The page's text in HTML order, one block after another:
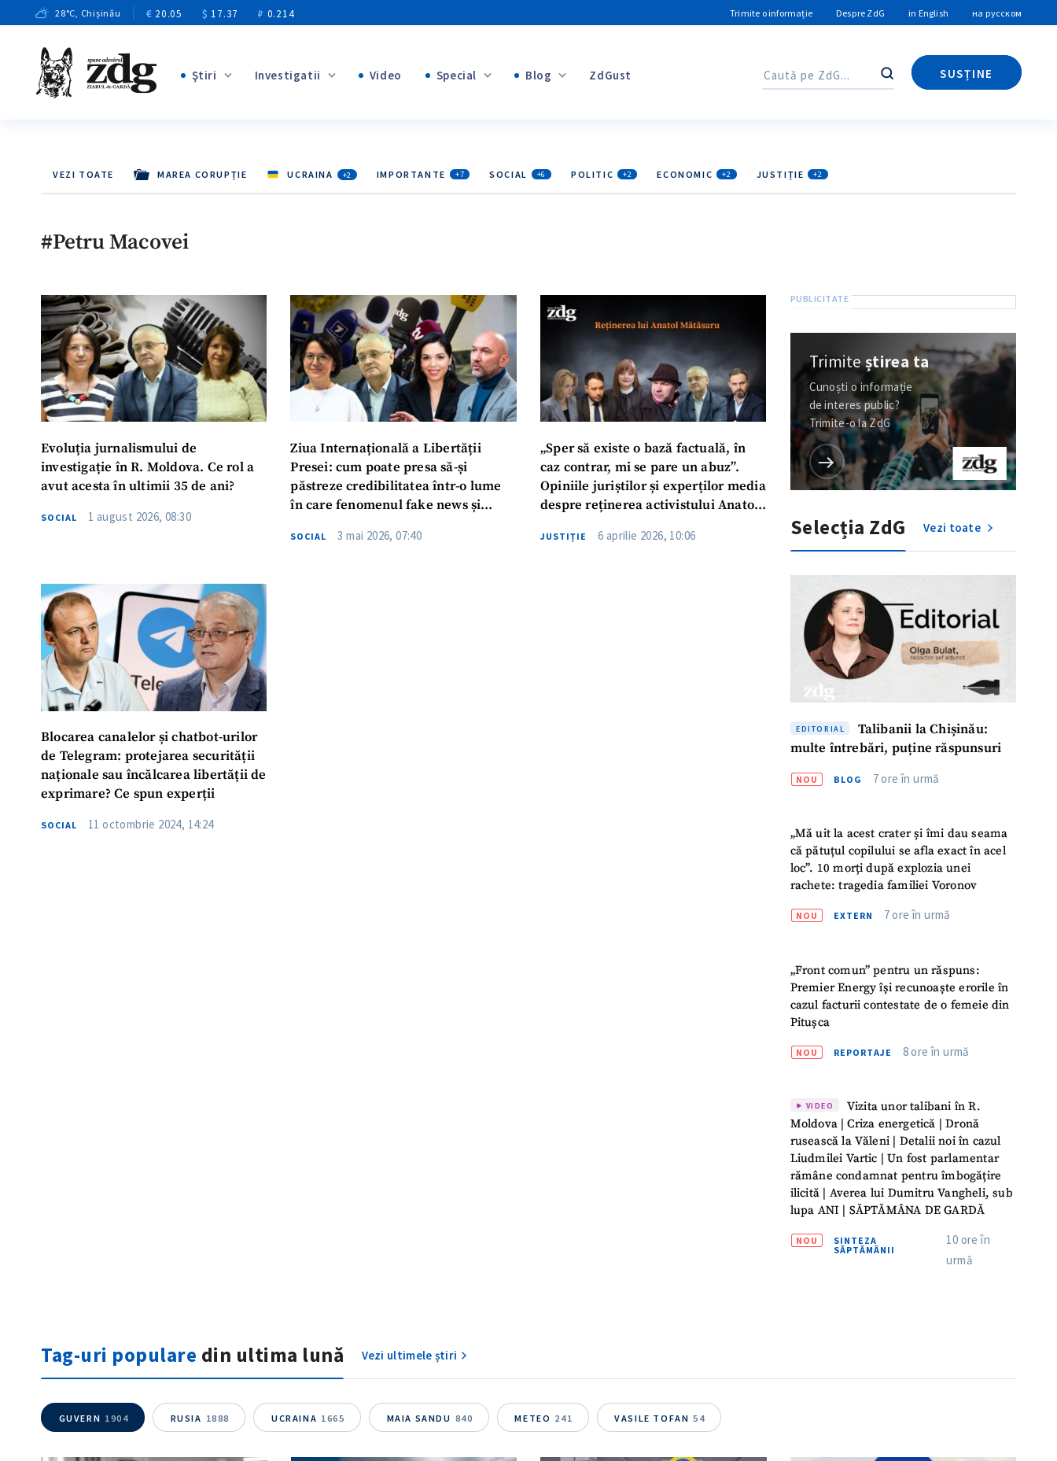
28°C, Chișinău € 20.05 $ 17.37 ₽ 0.214 Trimite o informație Despre ZdG in English на русском
Ştiri Investigatii Video Special Blog ZdGust Caută
SUSȚINE
Caută
VEZI TOATE MAREA CORUPȚIE UCRAINA +2 IMPORTANTE +7 SOCIAL +6 POLITIC +2 ECONOMIC +2 JUSTIȚIE +2
#Petru Macovei
Evoluția jurnalismului de
investigație în R. Moldova. Ce rol a
avut acesta în ultimii 35 de ani?
SOCIAL 1 august 2026, 08:30
Ziua Internațională a Libertății
Presei: cum poate presa să-și
păstreze credibilitatea într-o lume
în care fenomenul fake news și
lipsite de responsabilitate sunt tot
SOCIAL 3 mai 2026, 07:40
„Sper să existe o bază factuală, în
caz contrar, mi se pare un abuz”.
Opiniile juriștilor și experților media
despre reținerea activistului Anatol
JUSTIȚIE 6 aprilie 2026, 10:06
Blocarea canalelor și chatbot-urilor
de Telegram: protejarea securității
naționale sau încălcarea libertății de
exprimare? Ce spun experții
SOCIAL 11 octombrie 2024, 14:24
Trimiteștirea ta
Cunoști o informație
de interes public?
Trimite-o la ZdG
Selecția ZdG Vezi toate
EDITORIAL
Talibanii la Chișinău:
multe întrebări, puține răspunsuri
NOU BLOG 7 ore în urmă
„Mă uit la acest crater și îmi dau seama
că pătuțul copilului se afla exact în acel
loc”. 10 morți după explozia unei
rachete: tragedia familiei Voronov
NOU EXTERN 7 ore în urmă
„Front comun” pentru un răspuns:
Premier Energy își recunoaște erorile în
cazul facturii contestate de o femeie din
Pitușca
NOU REPORTAJE 8 ore în urmă
VIDEO
Vizita unor talibani în R.
Moldova | Criza energetică | Dronă
rusească la Văleni | Detalii noi în cazul
Liudmilei Vartic | Un fost parlamentar
rămâne condamnat pentru îmbogățire
ilicită | Averea lui Dumitru Vangheli, sub
lupa ANI | SĂPTĂMÂNA DE GARDĂ
NOU
SINTEZA
SĂPTĂMÂNII
10 ore în
urmă
Tag-uri populare din ultima lună Vezi ultimele știri
GUVERN 1904 RUSIA 1888 UCRAINA 1665 MAIA SANDU 840 METEO 241 VASILE TOFAN 54
Telefon + Telefon personal
Am citit și sunt de acord cupolitica de